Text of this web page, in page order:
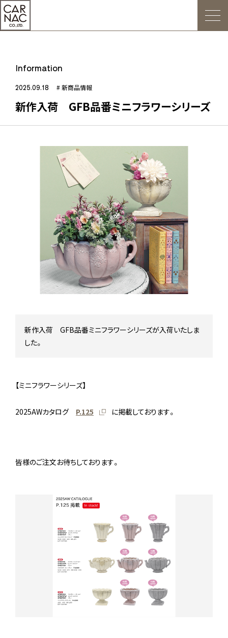
トップ
ごあいさつ
Web発注について
お知らせ
会社概要
デジタルカタログ
販促用POP
Stock status
在庫/商品情報
Instagram
Information
2025.09.18 # 新商品情報
新作入荷 GFB品番ミニフラワーシリーズ
新作入荷 GFB品番ミニフラワーシリーズが入荷いたしま
した。
【ミニフラワーシリーズ】
2025AWカタログ P.125 に掲載しております。
皆様のご注文お待ちしております。